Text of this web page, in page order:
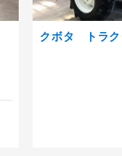
クボタ トラ